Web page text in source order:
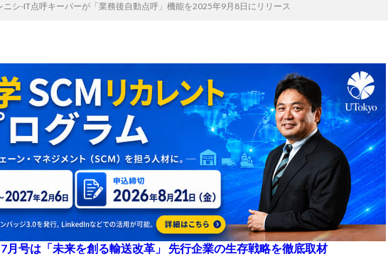
ニシ-IT点呼キーパーが「業務後自動点呼」機能を2025年9月8日にリリース
月号は「未来を創る輸送改革」 先行企業の生存戦略を徹底取材